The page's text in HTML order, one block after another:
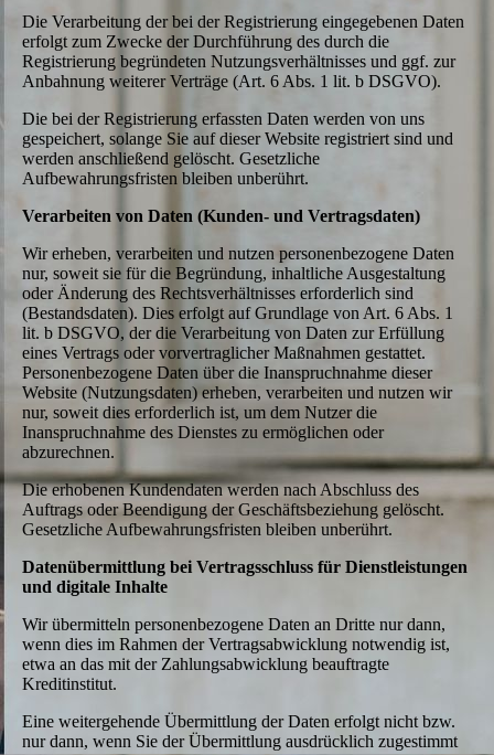
Die Verarbeitung der bei der Registrierung eingegebenen Daten
erfolgt zum Zwecke der Durchführung des durch die
Registrierung begründeten Nutzungsverhältnisses und ggf. zur
Anbahnung weiterer Verträge (Art. 6 Abs. 1 lit. b DSGVO).
Die bei der Registrierung erfassten Daten werden von uns
gespeichert, solange Sie auf dieser Website registriert sind und
werden anschließend gelöscht. Gesetzliche
Aufbewahrungsfristen bleiben unberührt.
Verarbeiten von Daten (Kunden- und Vertragsdaten)
Wir erheben, verarbeiten und nutzen personenbezogene Daten
nur, soweit sie für die Begründung, inhaltliche Ausgestaltung
oder Änderung des Rechtsverhältnisses erforderlich sind
(Bestandsdaten). Dies erfolgt auf Grundlage von Art. 6 Abs. 1
lit. b DSGVO, der die Verarbeitung von Daten zur Erfüllung
eines Vertrags oder vorvertraglicher Maßnahmen gestattet.
Personenbezogene Daten über die Inanspruchnahme dieser
Website (Nutzungsdaten) erheben, verarbeiten und nutzen wir
nur, soweit dies erforderlich ist, um dem Nutzer die
Inanspruchnahme des Dienstes zu ermöglichen oder
abzurechnen.
Die erhobenen Kundendaten werden nach Abschluss des
Auftrags oder Beendigung der Geschäftsbeziehung gelöscht.
Gesetzliche Aufbewahrungsfristen bleiben unberührt.
Datenübermittlung bei Vertragsschluss für Dienstleistungen
und digitale Inhalte
Wir übermitteln personenbezogene Daten an Dritte nur dann,
wenn dies im Rahmen der Vertragsabwicklung notwendig ist,
etwa an das mit der Zahlungsabwicklung beauftragte
Kreditinstitut.
Eine weitergehende Übermittlung der Daten erfolgt nicht bzw.
nur dann, wenn Sie der Übermittlung ausdrücklich zugestimmt